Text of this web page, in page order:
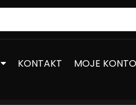
KONTAKT MOJE KONTO